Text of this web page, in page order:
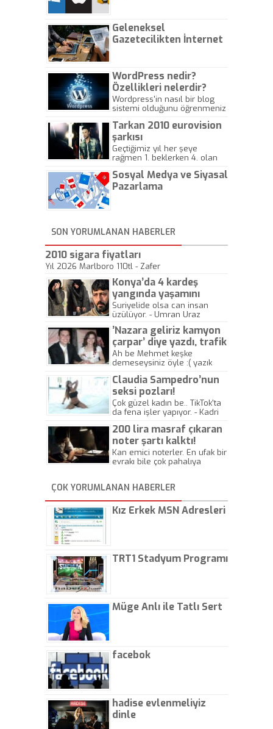
Geleneksel
Gazetecilikten İnternet
WordPress nedir?
Özellikleri nelerdir?
Wordpress'in nasıl bir blog
sistemi olduğunu öğrenmeniz
Tarkan 2010 eurovision
şarkısı
Geçtiğimiz yıl her şeye
rağmen 1. beklerken 4. olan
gösterisinin bu yarışmada
önemli olmadığını anlamıştır.
Sosyal Medya ve Siyasal
Pazarlama
SON YORUMLANAN HABERLER
2010 sigara fiyatları
Yıl 2026 Marlboro 110tl - Zafer
Konya’da 4 kardeş
yangında yaşamını
yitirdi
Suriyelide olsa can insan
üzülüyor. - Umran Uraz
’Nazara geliriz kamyon
çarpar’ diye yazdı, trafik
kazasında öldü!
Ah be Mehmet keşke
demeseysiniz öyle :( yazık
Claudia Sampedro’nun
seksi pozları!
Çok güzel kadın be.. TikTok'ta
da fena işler yapıyor. - Kadri
200 lira masraf çıkaran
noter şartı kalktı!
Kan emici noterler. En ufak bir
evrakı bile çok pahalıya
kaptırıyorsunuz. - Kayhan
Gezenti
ÇOK YORUMLANAN HABERLER
Kız Erkek MSN Adresleri
TRT1 Stadyum Programı
Müge Anlı ile Tatlı Sert
facebok
hadise evlenmeliyiz
dinle